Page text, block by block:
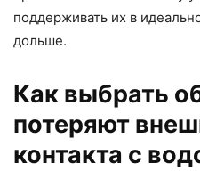
поддерживать их в
дольше.
Как выбрать
потеряют
контакта с